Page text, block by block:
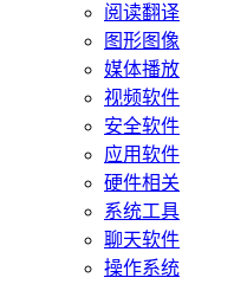
阅读翻译
图形图像
媒体播放
视频软件
安全软件
应用软件
硬件相关
系统工具
聊天软件
操作系统